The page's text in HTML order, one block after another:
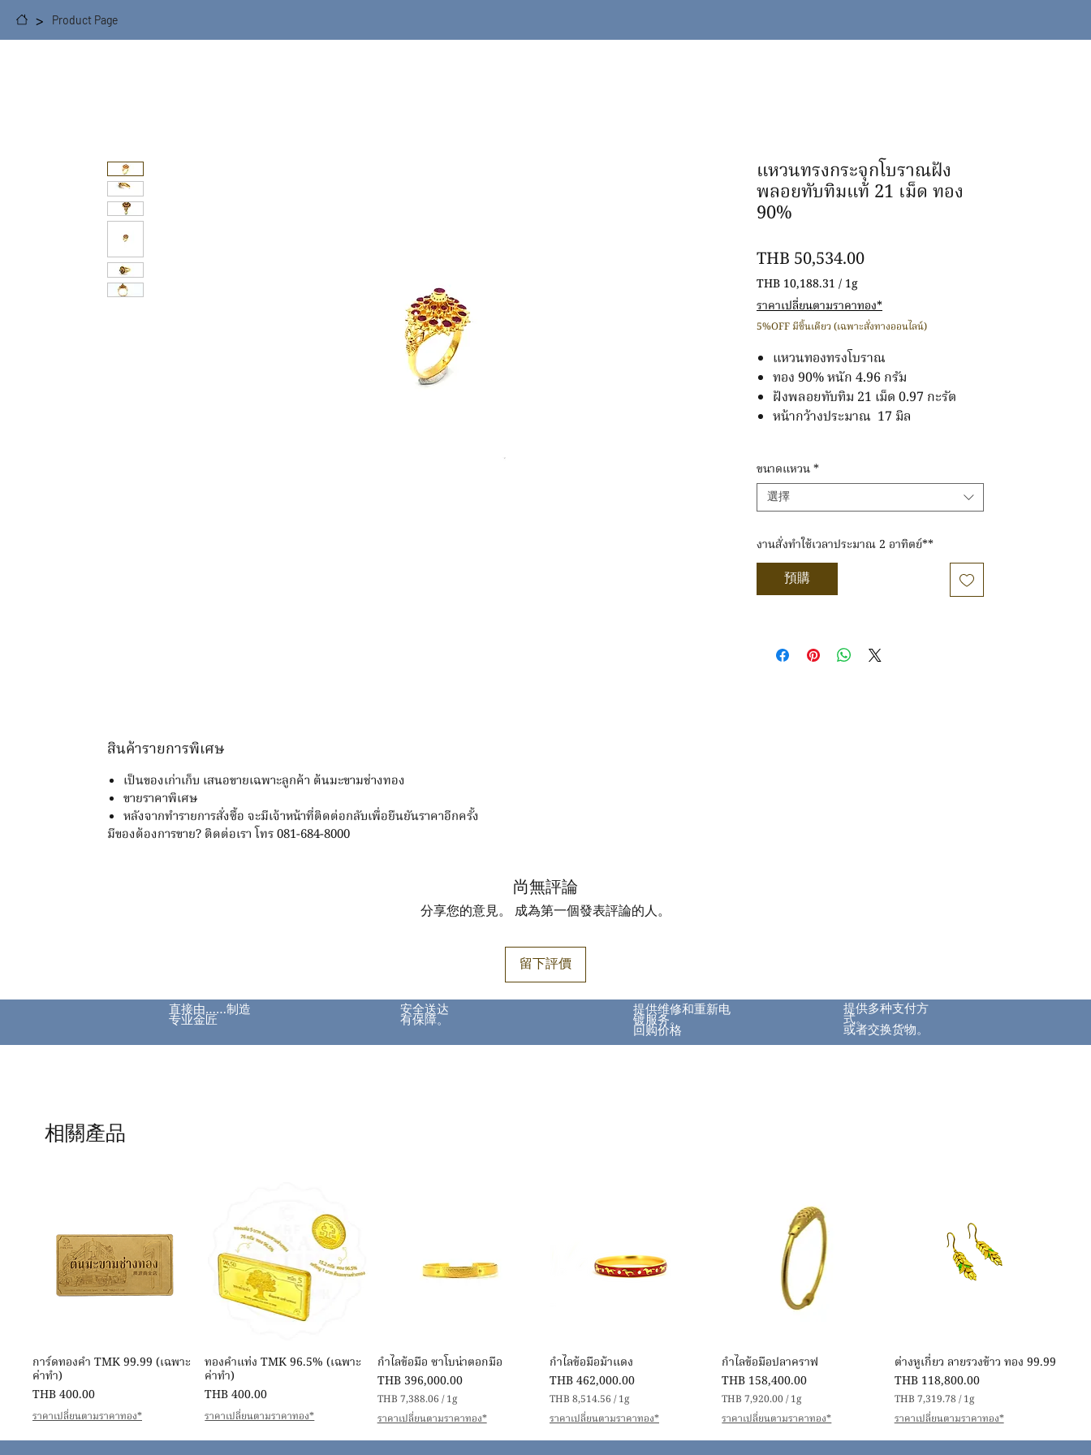
> Product Page
แหวนทรงกระจุกโบราณฝัง
พลอยทับทิมแท้ 21 เม็ด ทอง
90%
THB 50,534.00價
THB 10,188.31 / 1g
每
1
公
之
價
格
THB 10,188.31
ราคาเปลี่ยนตามราคาทอง*
5%OFF มีชิ้นเดียว (เฉพาะสั่งทางออนไลน์)
แหวนทองทรงโบราณ
ทอง 90% หนัก 4.96 กรัม
ฝังพลอยทับทิม 21 เม็ด 0.97 กะรัต
หน้ากว้างประมาณ 17 มิล
ขนาดแหวน*
選擇
งานสั่งทำใช้เวลาประมาณ 2 อาทิตย์**
預購
สินค้ารายการพิเศษ
เป็นของเก่าเก็บ เสนอขายเฉพาะลูกค้า ต้นมะขามช่างทอง
ขายราคาพิเศษ
หลังจากทำรายการสั่งซื้อ จะมีเจ้าหน้าที่ติดต่อกลับเพื่อยืนยันราคาอีกครั้ง
มีของต้องการขาย? ติดต่อเรา โทร 081-684-8000
尚無評論
分享您的意見。 成為第一個發表評論的人。
留下評價
直接由……制造
专业金匠
安全送达
有保障。
提供维修和重新电
镀服务。
回购价格
提供多种支付方
式。
或者交换货物。
相關產品
快速瀏覽
การ์ดทองคำ TMK 99.99 (เฉพาะ
ค่าทำ)
價格
THB 400.00
ราคาเปลี่ยนตามราคาทอง*
快速瀏覽
ทองคำแท่ง TMK 96.5% (เฉพาะ
ค่าทำ)
價格
THB 400.00
ราคาเปลี่ยนตามราคาทอง*
快速瀏覽
กำไลข้อมือ ซาโบน่าตอกมือ
價格
THB 396,000.00
THB 7,388.06 /1g
每
1
公
ราคาเปลี่ยนตามราคาทอง*
快速瀏覽
กำไลข้อมือม้าแดง
價格
THB 462,000.00
THB 8,514.56 /1g
每
1
公
ราคาเปลี่ยนตามราคาทอง*
快速瀏覽
กำไลข้อมือปลาคราฟ
價格
THB 158,400.00
THB 7,920.00/1g
每
1
公
ราคาเปลี่ยนตามราคาทอง*
快速瀏覽
ต่างหูเกี่ยว ลายรวงข้าว ทอง 99.99
價格
THB 118,800.00
THB 7,319.78 /1g
每
1
公
ราคาเปลี่ยนตามราคาทอง*